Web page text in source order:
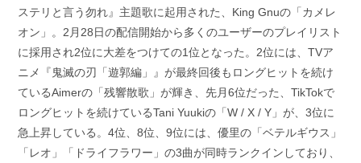
ステリと言う勿れ』主題歌に起用された、King Gnuの「カメレ
オン」。2月28日の配信開始から多くのユーザーのプレイリスト
に採用され2位に大差をつけての1位となった。2位には、TVア
ニメ『鬼滅の刃「遊郭編」』が最終回後もロングヒットを続け
ているAimerの「残響散歌」が輝き、先月6位だった、TikTokで
ロングヒットを続けているTani Yuukiの「W / X / Y」が、3位に
急上昇している。4位、8位、9位には、優里の「ベテルギウス」
「レオ」「ドライフラワー」の3曲が同時ランクインしており、